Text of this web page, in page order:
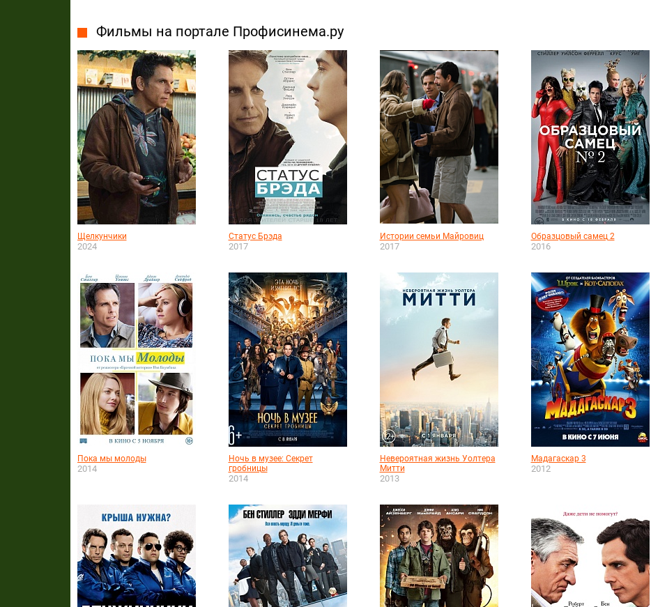
Фильмы на портале Профисинема.ру
Щелкунчики
2024
Статус Брэда
2017
Истории семьи Майровиц
2017
Образцовый самец 2
2016
Пока мы молоды
2014
Ночь в музее: Секрет
гробницы
2014
Невероятная жизнь Уолтера
Митти
2013
Мадагаскар 3
2012